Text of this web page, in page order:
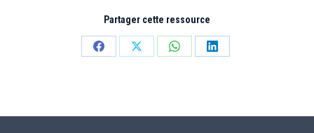
Partager cette ressource
PartagerPartagerPartagerPartager